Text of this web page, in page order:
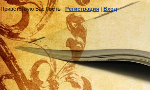
Приветствую Вас Гость|Регистрация|Вход